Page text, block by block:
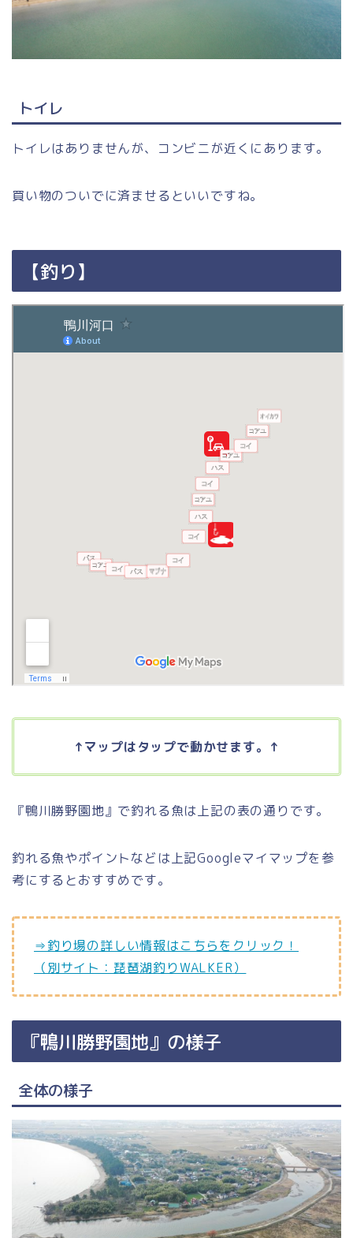
トイレ
トイレはありませんが、コンビニが近くにあります。
買い物のついでに済ませるといいですね。
【釣り】
↑マップはタップで動かせます。↑
『鴨川勝野園地』で釣れる魚は上記の表の通りです。
釣れる魚やポイントなどは上記Googleマイマップを参
考にするとおすすめです。
⇒釣り場の詳しい情報はこちらをクリック！
（別サイト：琵琶湖釣りWALKER）
『鴨川勝野園地』の様子
全体の様子